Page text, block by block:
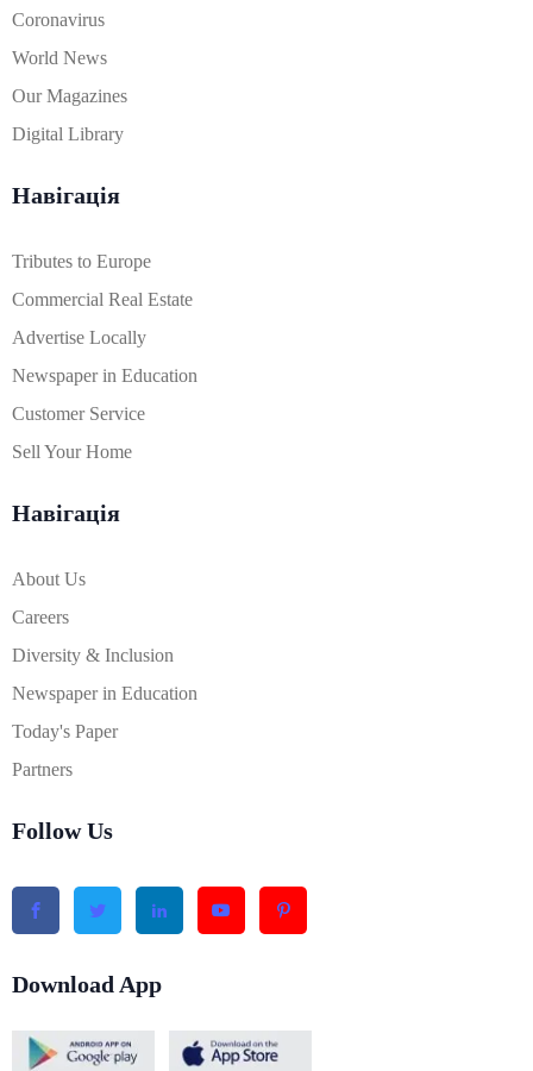
Coronavirus
World News
Our Magazines
Digital Library
Навігація
Tributes to Europe
Commercial Real Estate
Advertise Locally
Newspaper in Education
Customer Service
Sell Your Home
Навігація
About Us
Careers
Diversity & Inclusion
Newspaper in Education
Today's Paper
Partners
Follow Us
Download App